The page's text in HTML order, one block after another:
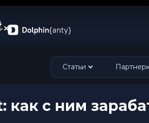
Статьи
как с ним